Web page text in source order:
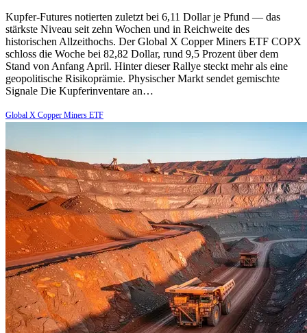
Kupfer-Futures notierten zuletzt bei 6,11 Dollar je Pfund — das
stärkste Niveau seit zehn Wochen und in Reichweite des
historischen Allzeithochs. Der Global X Copper Miners ETF COPX
schloss die Woche bei 82,82 Dollar, rund 9,5 Prozent über dem
Stand von Anfang April. Hinter dieser Rallye steckt mehr als eine
geopolitische Risikoprämie. Physischer Markt sendet gemischte
Signale Die Kupferinventare an…
Global X Copper Miners ETF